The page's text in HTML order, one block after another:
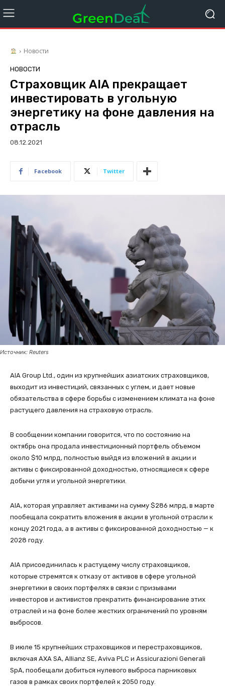
Новости
НОВОСТИ
Страховщик AIA прекращает
инвестировать в угольную
энергетику на фоне давления на
отрасль
08.12.2021
Facebook Twitter
Источник: Reuters
AIA Group Ltd., один из крупнейших азиатских страховщиков,
выходит из инвестиций, связанных с углем, и дает новые
обязательства в сфере борьбы с изменением климата на фоне
растущего давления на страховую отрасль.
В сообщении компании говорится, что по состоянию на
октябрь она продала инвестиционный портфель объемом
около $10 млрд, полностью выйдя из вложений в акции и
активы с фиксированной доходностью, относящиеся к сфере
добычи угля и угольной энергетики.
AIA, которая управляет активами на сумму $286 млрд, в марте
пообещала сократить вложения в акции в угольной отрасли к
концу 2021 года, а в активы с фиксированной доходностью — к
2028 году.
AIA присоединилась к растущему числу страховщиков,
которые стремятся к отказу от активов в сфере угольной
энергетики в своих портфелях в связи с призывами
инвесторов и активистов прекратить финансирование этих
отраслей и на фоне более жестких ограничений по уровням
выбросов.
В июле 15 крупнейших страховщиков и перестраховщиков,
включая AXA SA, Allianz SE, Aviva PLC и Assicurazioni Generali
SpA, пообещали добиться нулевого выброса парниковых
газов в рамках своих портфелей к 2050 году.